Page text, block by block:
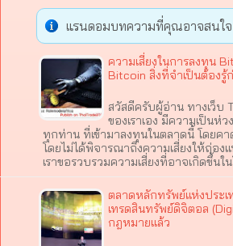
แรนดอมบทความที่คุณอาจสนใจ
ความเสี่ยงในการลงทุน
Bitcoin สิ่งที่จำเป็นต้องรู้
สวัสดีครับผู้อ่าน ทางเว็บ
ของเราเอง มีความเป็นห่
ทุกท่าน ที่เข้ามาลงทุนในตลาดนี้ โดยคา
โดยไม่ได้พิจารณาถึงความเสี่ยงให้ถ่อง
เราขอรวบรวมความเสี่ยงที่อาจเกิดขึ้น
ตลาดหลักทรัพย์แห่งประเ
เทรดสินทรัพย์ดิจิตอล
กฎหมายแล้ว